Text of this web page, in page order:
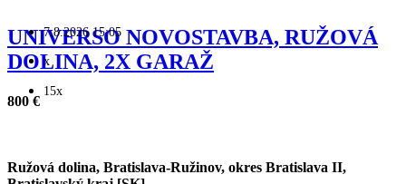
7.8.2026 15:05
x
15x
UNIVERSO NOVOSTAVBA, RUŽOVÁ
DOLINA, 2X GARAŽ
800 €
Ružová dolina, Bratislava-Ružinov, okres Bratislava II,